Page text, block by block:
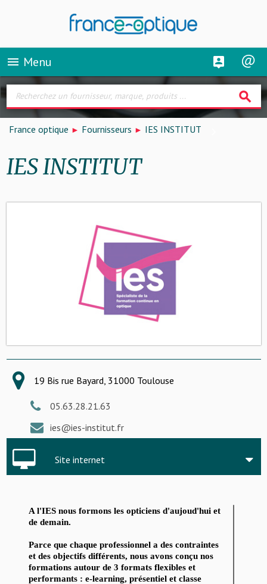
menu Menu
search
France optique Fournisseurs IES INSTITUT
IES INSTITUT
19 Bis rue Bayard, 31000 Toulouse
05.63.28.21.63
ies@ies-institut.fr
Site internet
A l'IES nous formons les opticiens d'aujoud'hui et
de demain.
Parce que chaque professionnel a des contraintes
et des objectifs différents, nous avons conçu nos
formations autour de 3 formats flexibles et
performants : e-learning, présentiel et classe